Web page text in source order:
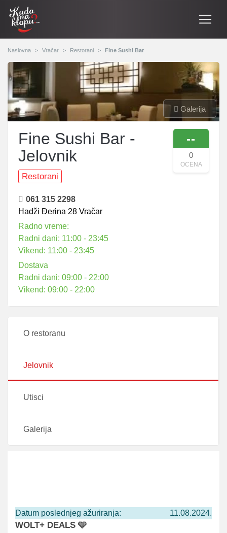
Naslovna Vračar Restorani Fine Sushi Bar
Galerija
Fine Sushi Bar -
Jelovnik
Restorani
061 315 2298
Hadži Đerina 28 Vračar
Radno vreme:
Radni dani: 11:00 - 23:45
Vikend: 11:00 - 23:45
Dostava
Radni dani: 09:00 - 22:00
Vikend: 09:00 - 22:00
--
0
OCENA
O restoranu
Jelovnik
Utisci
Galerija
Datum poslednjeg ažuriranja: 11.08.2024.
WOLT+ DEALS 🩵